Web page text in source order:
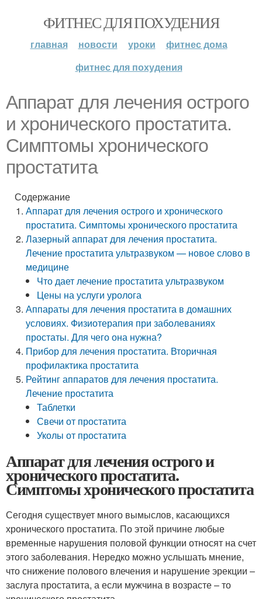
ФИТНЕС ДЛЯ ПОХУДЕНИЯ
главная новости уроки
фитнес дома
фитнес для похудения
Аппарат для лечения острого
и хронического простатита.
Симптомы хронического
простатита
Содержание
Аппарат для лечения острого и хронического
простатита. Симптомы хронического простатита
Лазерный аппарат для лечения простатита.
Лечение простатита ультразвуком — новое слово в
медицине
Что дает лечение простатита ультразвуком
Цены на услуги уролога
Аппараты для лечения простатита в домашних
условиях. Физиотерапия при заболеваниях
простаты. Для чего она нужна?
Прибор для лечения простатита. Вторичная
профилактика простатита
Рейтинг аппаратов для лечения простатита.
Лечение простатита
Таблетки
Свечи от простатита
Уколы от простатита
Аппарат для лечения острого и
хронического простатита.
Симптомы хронического простатита
Сегодня существует много вымыслов, касающихся
хронического простатита. По этой причине любые
временные нарушения половой функции относят на счет
этого заболевания. Нередко можно услышать мнение,
что снижение полового влечения и нарушение эрекции –
заслуга простатита, а если мужчина в возрасте – то